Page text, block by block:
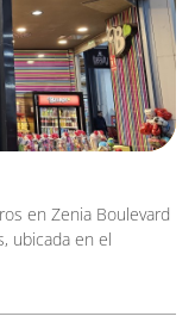
en Zenia Boulevard
ubicada en el